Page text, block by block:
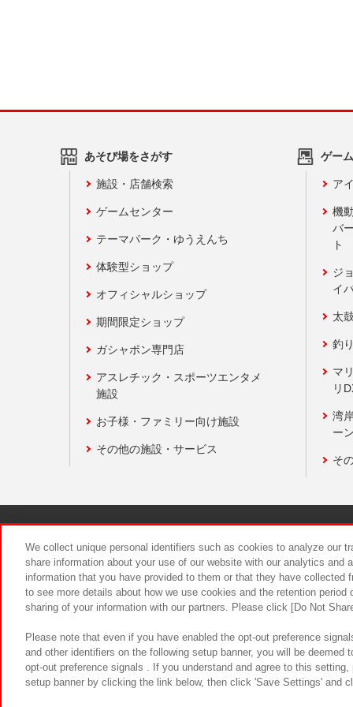
あそび場をさがす
施設・店舗検索
ゲームセンター
テーマパーク・ゆうえんち
体験型ショップ
オフィシャルショップ
期間限定ショップ
ガシャポン専門店
アスレチック・スポーツエンタメ
施設
お子様・ファミリー向け施設
その他の施設・サービス
ゲー
ア
機
バ
ト
ジ
イ
太
釣
マ
リ
湾
ー
そ
食品のご
We collect unique personal identifiers such as cookies to analyze our
share information about your use of our website with our analytics and
information that you have provided to them or that they have
to see more details about how we use cookies and the retention
sharing of your information with our partners. Please click [Do Not
Please note that even if you have enabled the opt-out preference
and other identifiers on the following setup banner, you will be
opt-out preference signals . If you understand and agree to this
setup banner by clicking the link below, then click 'Save Settings' and